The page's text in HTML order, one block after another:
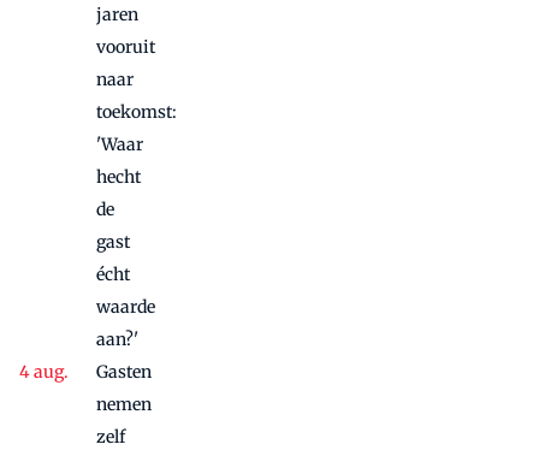
jaren
vooruit
naar
toekomst:
'Waar
hecht
de
gast
écht
waarde
aan?'
Gasten
nemen
zelf